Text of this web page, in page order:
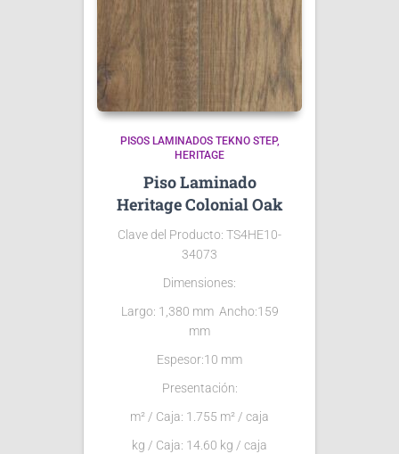
PISOS LAMINADOS TEKNO STEP
HERITAGE
Piso Laminado
Heritage Colonial Oak
Clave del Producto: TS4HE10-
34073
Dimensiones:
Largo: 1,380 mm Ancho:159
mm
Espesor:10 mm
Presentación:
m² / Caja: 1.755 m² / caja
kg / Caja: 14.60 kg / caja